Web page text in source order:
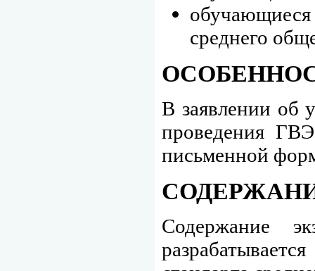
среднего
В заявлении
проведения
письменной
Содержание